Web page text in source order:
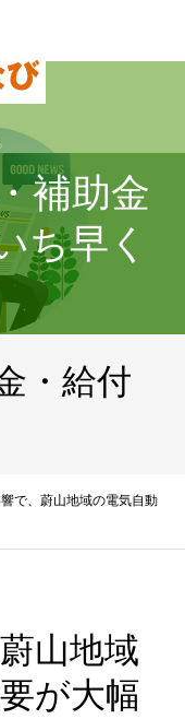
補助金
ち早く
・給付
で、蔚山地域の電気自動
山地域
が大幅